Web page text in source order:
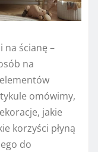
na ścianę –
na
omówimy,
jakie
korzyści płyną
do